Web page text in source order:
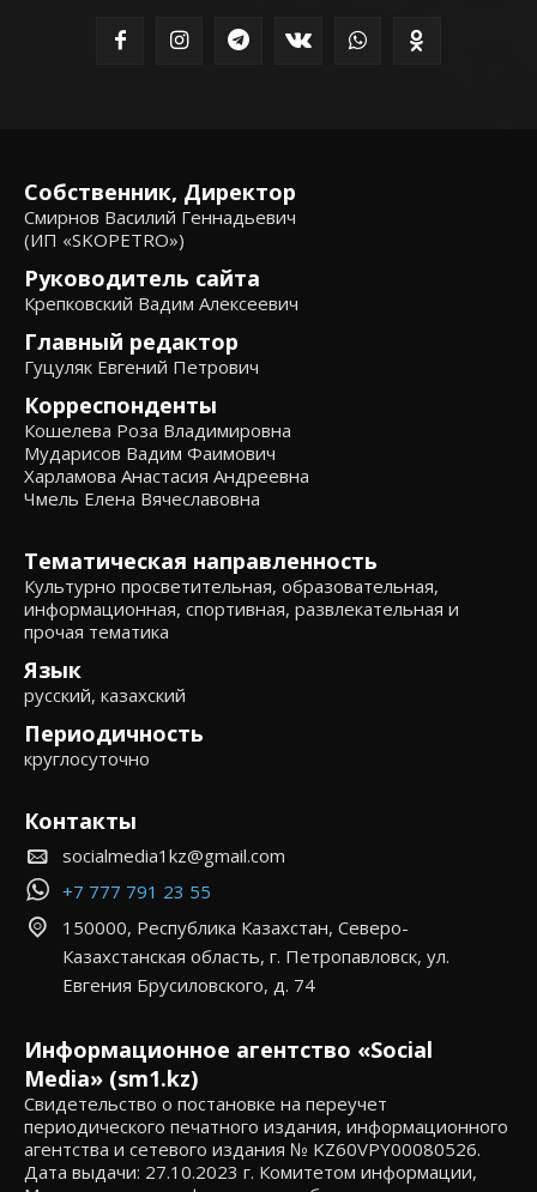
Собственник, Директор
Смирнов Василий Геннадьевич
(ИП «SKOPETRO»)
Руководитель сайта
Крепковский Вадим Алексеевич
Главный редактор
Гуцуляк Евгений Петрович
Корреспонденты
Кошелева Роза Владимировна
Мударисов Вадим Фаимович
Харламова Анастасия Андреевна
Чмель Елена Вячеславовна
Тематическая направленность
Культурно просветительная, образовательная,
информационная, спортивная, развлекательная и
прочая тематика
Язык
русский, казахский
Периодичность
круглосуточно
Контакты
socialmedia1kz@gmail.com
+7 777 791 23 55
150000, Республика Казахстан, Северо-
Казахстанская область, г. Петропавловск, ул.
Евгения Брусиловского, д. 74
Информационное агентство «Social
Media» (sm1.kz)
Свидетельство о постановке на переучет
периодического печатного издания, информационного
агентства и сетевого издания № KZ60VPY00080526.
Дата выдачи: 27.10.2023 г. Комитетом информации,